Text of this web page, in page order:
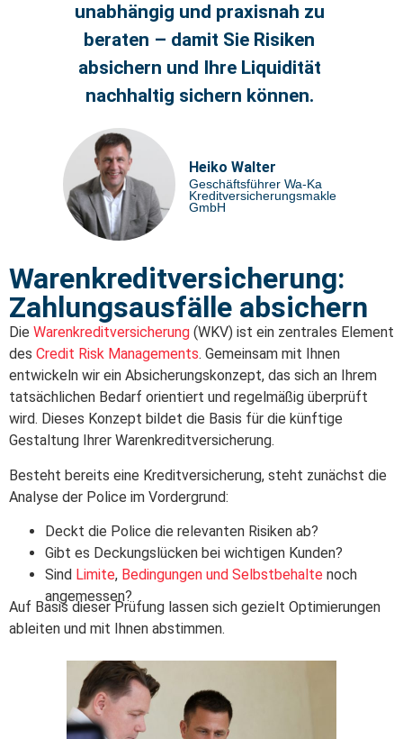
unabhängig und praxisnah zu
beraten – damit Sie Risiken
absichern und Ihre Liquidität
nachhaltig sichern können.
Heiko Walter
Geschäftsführer Wa-Ka
Kreditversicherungsmakler
GmbH
Warenkreditversicherung:
Zahlungsausfälle absichern
Die Warenkreditversicherung (WKV) ist ein zentrales Element
des Credit Risk Managements. Gemeinsam mit Ihnen
entwickeln wir ein Absicherungskonzept, das sich an Ihrem
tatsächlichen Bedarf orientiert und regelmäßig überprüft
wird. Dieses Konzept bildet die Basis für die künftige
Gestaltung Ihrer Warenkreditversicherung.
Besteht bereits eine Kreditversicherung, steht zunächst die
Analyse der Police im Vordergrund:
Deckt die Police die relevanten Risiken ab?
Gibt es Deckungslücken bei wichtigen Kunden?
Sind Limite, Bedingungen und Selbstbehalte noch
angemessen?
Auf Basis dieser Prüfung lassen sich gezielt Optimierungen
ableiten und mit Ihnen abstimmen.